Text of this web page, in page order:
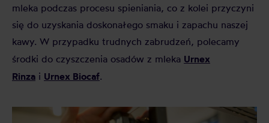
mleka podczas procesu spieniania, co z kolei przyczyni
się do uzyskania doskonałego smaku i zapachu naszej
kawy. W przypadku trudnych zabrudzeń, polecamy
środki do czyszczenia osadów z mleka Urnex
Rinza i Urnex Biocaf.